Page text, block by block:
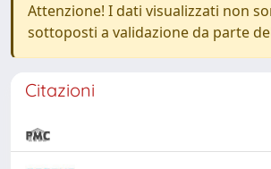
Attenzione! I dati visualizzati non
sottoposti a validazione da parte
Citazioni